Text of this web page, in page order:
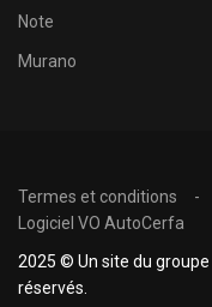
Note
Murano
Termes et conditions
Logiciel VO AutoCerfa
2025 © Un site du groupe
réservés.